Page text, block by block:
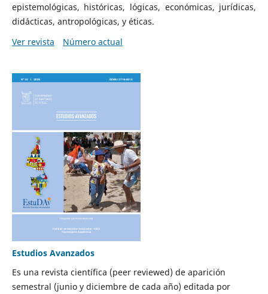
epistemológicas, históricas, lógicas, económicas, jurídicas,
didácticas, antropológicas, y éticas.
Ver revista
Número actual
Estudios Avanzados
Es una revista científica (peer reviewed) de aparición
semestral (junio y diciembre de cada año) editada por